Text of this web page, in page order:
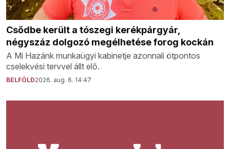
Csődbe került a tószegi kerékpárgyár,
négyszáz dolgozó megélhetése forog kockán
A Mi Hazánk munkaügyi kabinetje azonnali ötpontos
cselekvési tervvel állt elő.
BELFÖLD2026. aug. 6. 14:47